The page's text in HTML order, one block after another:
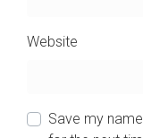
Website
Save my